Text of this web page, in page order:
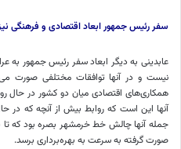
سفر رئیس جمهور ابعاد اقتصادی و فرهنگی
عابدینی به دیگر ابعاد سفر رئیس جمهور
نیست و در آنها توافقات مختلفی صورت
همکاری‌های اقتصادی میان دو کشور در حال
آنها این است که روابط بیش از آنچه که در
جمله آنها چالش خط خرمشهر بصره بود که تا
صورت گرفته به سرعت به بهره‌برداری برسد.